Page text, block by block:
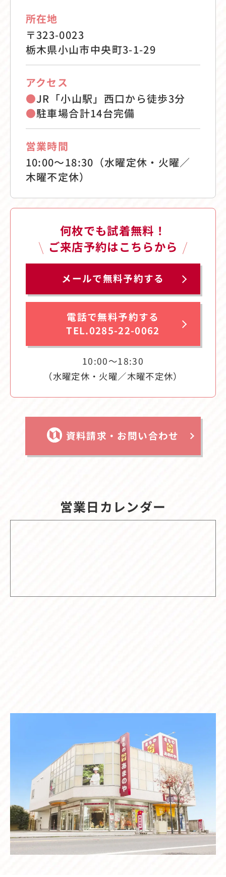
所在地
〒323-0023
栃木県小山市中央町3-1-29
アクセス
●JR「小山駅」西口から徒歩3分
●駐車場合計14台完備
営業時間
10:00〜18:30（水曜定休・火曜／
木曜不定休）
何枚でも試着無料！
ご来店予約はこちらから
メールで無料予約する
電話で無料予約する
TEL.0285-22-0062
10:00〜18:30
（水曜定休・火曜／木曜不定休）
資料請求・お問い合わせ
営業日カレンダー